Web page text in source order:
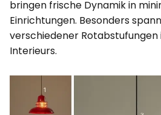
bringen frische Dynamik in
Einrichtungen. Besonders
verschiedener Rotabstufungen
Interieurs.